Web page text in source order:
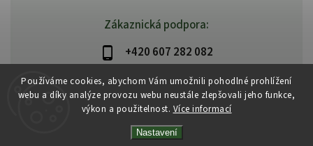
Používáme cookies, abychom Vám umožnili pohodlné prohlížení
webu a díky analýze provozu webu neustále zlepšovali jeho funkce,
výkon a použitelnost. Více informací
Nastavení
Zákaznická podpora:
+420 607 282 082
info@beautysystem.cz